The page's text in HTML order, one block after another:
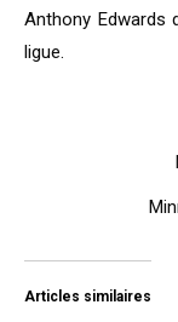
Anthony Edwards
ligue.
Articles similaires